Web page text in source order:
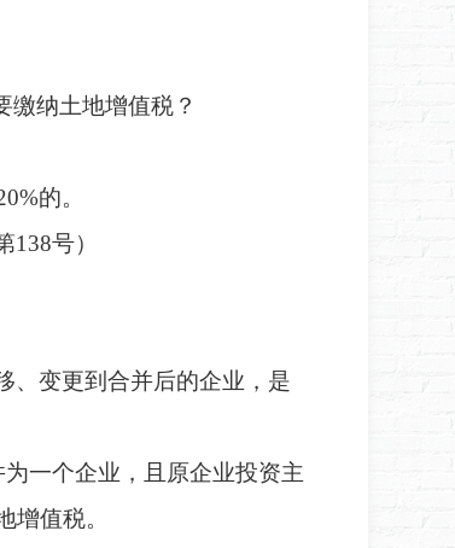
缴纳土地增值税？
的。
138号）
、变更到合并后的企业，是
一个企业，且原企业投资主
值税。